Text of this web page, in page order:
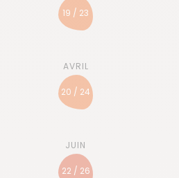
19 / 23
20 / 24
22 / 26